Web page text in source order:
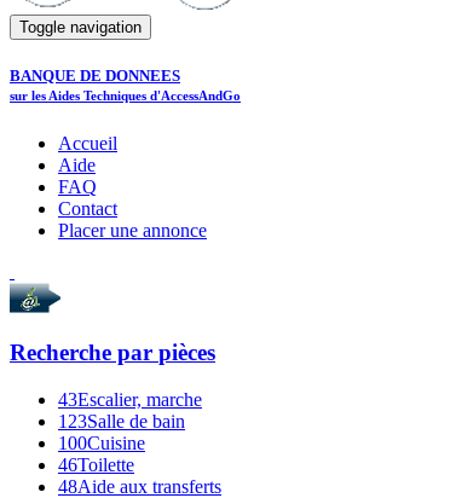
Toggle navigation
BANQUE DE DONNEES
sur les Aides Techniques d'AccessAndGo
Accueil
Aide
FAQ
Contact
Placer une annonce
Recherche par pièces
43Escalier, marche
123Salle de bain
100Cuisine
46Toilette
48Aide aux transferts